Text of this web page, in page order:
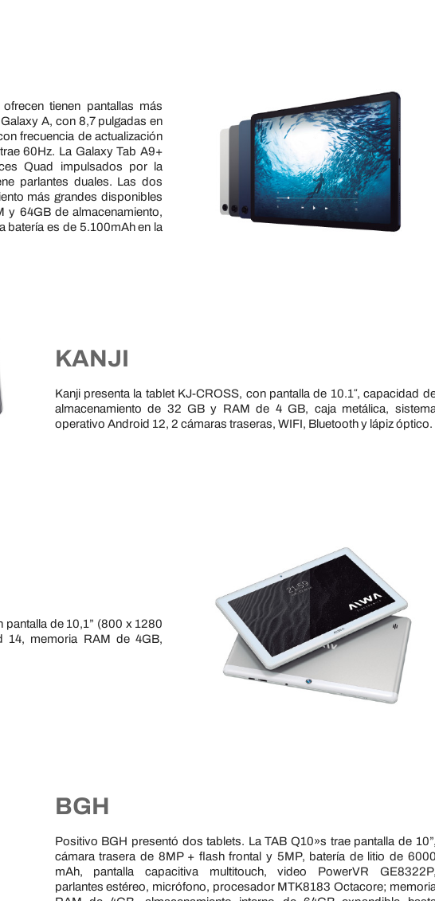
tienen pantallas más
A, con 8,7 pulgadas en
frecuencia de actualización
60Hz. La Galaxy Tab A9+
Quad impulsados por la
parlantes duales. Las dos
más grandes disponibles
y 64GB de almacenamiento,
batería es de 5.100mAh en la
KANJI
Kanji presenta la tablet KJ-CROSS, con pantalla de 10.1″, capacidad
almacenamiento de 32 GB y RAM de 4 GB, caja metálica,
operativo Android 12, 2 cámaras traseras, WIFI, Bluetooth y lápiz óptico.
pantalla de 10,1” (800 x 1280
14, memoria RAM de 4GB,
BGH
Positivo BGH presentó dos tablets. La TAB Q10»s trae pantalla de 10”,
cámara trasera de 8MP + flash frontal y 5MP, batería de litio de 6000
mAh, pantalla capacitiva multitouch, video PowerVR GE8322P,
parlantes estéreo, micrófono, procesador MTK8183 Octacore; memoria